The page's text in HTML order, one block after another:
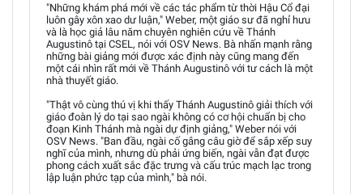
"Những khám phá mới về các tác phẩm từ thời Hậu Cổ đại
luôn gây xôn xao dư luận," Weber, một giáo sư đã nghỉ hưu
và là học giả lâu năm chuyên nghiên cứu về Thánh
Augustinô tại CSEL, nói với OSV News. Bà nhấn mạnh rằng
những bài giảng mới được xác định này cũng mang đến
một cái nhìn rất mới về Thánh Augustinô với tư cách là một
nhà thuyết giáo.
"Thật vô cùng thú vị khi thấy Thánh Augustinô giải thích với
giáo đoàn lý do tại sao ngài không có cơ hội chuẩn bị cho
đoạn Kinh Thánh mà ngài dự định giảng," Weber nói với
OSV News. "Ban đầu, ngài cố gắng câu giờ để sắp xếp suy
nghĩ của mình, nhưng dù phải ứng biến, ngài vẫn đạt được
phong cách xuất sắc đặc trưng và cấu trúc mạch lạc trong
lập luận phức tạp của mình," bà nói.